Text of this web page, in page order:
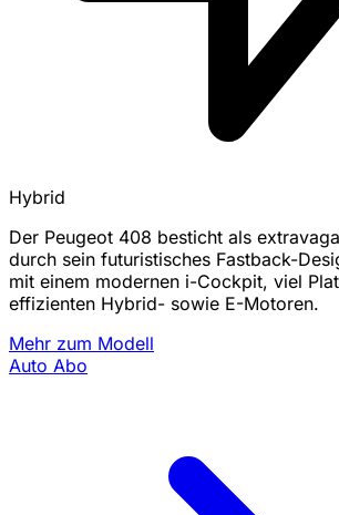
Hybrid
Der Peugeot 408 besticht als
durch sein futuristisches Fastback-
mit einem modernen i-Cockpit, viel
effizienten Hybrid- sowie E-Motoren.
Mehr zum Modell
Auto Abo